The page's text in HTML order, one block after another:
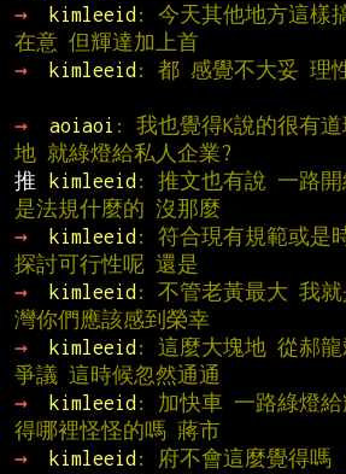
→
kimleeid : 今天其他地方這樣
在意 但輝達加上首
→
kimleeid : 都 感覺不大妥 理
→
aoiaoi : 我也覺得K說的很有
地 就綠燈給私人企業?
推
kimleeid : 推文也有說 一路
是法規什麼的 沒那麼
→
kimleeid : 符合現有規範或是
探討可行性呢 還是
→
kimleeid : 不管老黃最大 我
灣你們應該感到榮幸
→
kimleeid : 這麼大塊地 從郝龍
爭議 這時候忽然通通
→
kimleeid : 加快車 一路綠燈
得哪裡怪怪的嗎 蔣市
→
kimleeid : 府不會這麼覺得嗎